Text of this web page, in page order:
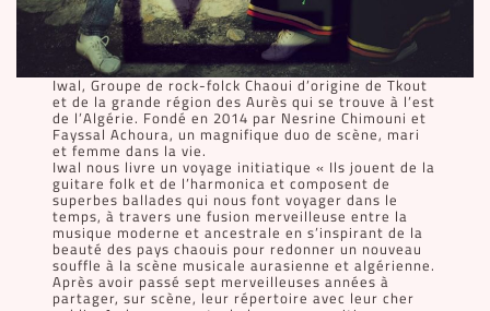
Iwal, Groupe de rock-folck Chaoui d’origine de Tkout
et de la grande région des Aurès qui se trouve à l’est
de l’Algérie. Fondé en 2014 par Nesrine Chimouni et
Fayssal Achoura, un magnifique duo de scène, mari
et femme dans la vie.
Iwal nous livre un voyage initiatique « Ils jouent de la
guitare folk et de l’harmonica et composent de
superbes ballades qui nous font voyager dans le
temps, à travers une fusion merveilleuse entre la
musique moderne et ancestrale en s’inspirant de la
beauté des pays chaouis pour redonner un nouveau
souffle à la scène musicale aurasienne et algérienne.
Après avoir passé sept merveilleuses années à
partager, sur scène, leur répertoire avec leur cher